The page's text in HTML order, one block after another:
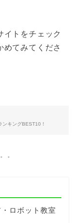
イトをチェック
めてみてくださ
キングBEST10！
ロボット教室